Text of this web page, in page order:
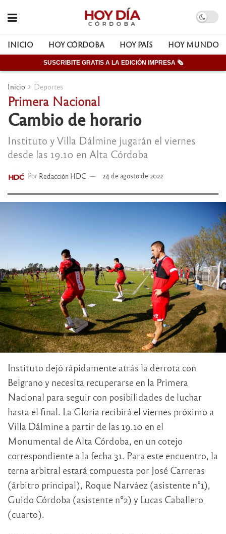
INICIO HOY CÓRDOBA HOY PAÍS HOY MUNDO
SUSCRIBITE GRATIS A LA EDICIÓN IMPRESA 🗞
Inicio Deportes
Primera Nacional
Cambio de horario
Instituto y Villa Dálmine jugarán el viernes
desde las 19.10 en Alta Córdoba
Por Redacción HDC 24 de agosto de 2022
Instituto dejó rápidamente atrás la derrota con
Belgrano y necesita recuperarse en la Primera
Nacional para seguir con posibilidades de luchar
hasta el final. La Gloria recibirá el viernes próximo a
Villa Dálmine a partir de las 19.10 en el
Monumental de Alta Córdoba, en un cotejo
correspondiente a la fecha 31. Para este encuentro, la
terna arbitral estará compuesta por José Carreras
(árbitro principal), Roque Narváez (asistente n°1),
Guido Córdoba (asistente n°2) y Lucas Caballero
(cuarto).